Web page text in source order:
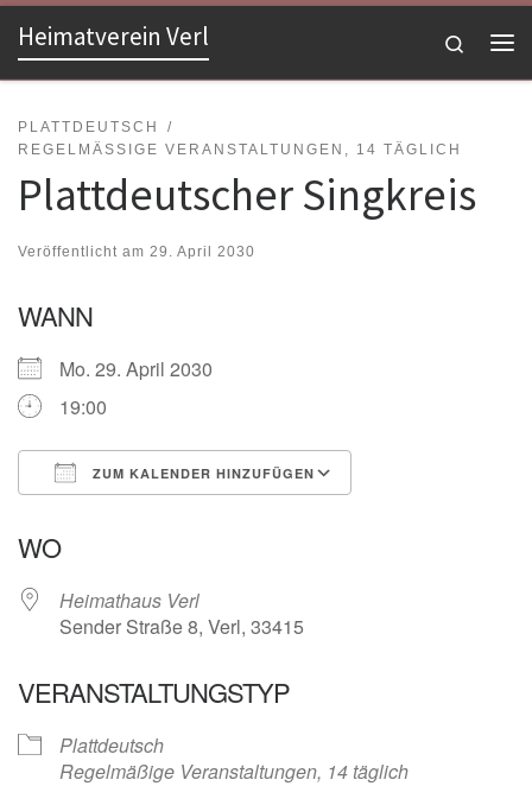
Zum Inhalt springen
Heimatverein Verl
Search
PLATTDEUTSCH
REGELMÄSSIGE VERANSTALTUNGEN, 14 TÄGLICH
Plattdeutscher Singkreis
Veröffentlicht am 29. April 2030
WANN
Mo. 29. April 2030
19:00
ZUM KALENDER HINZUFÜGEN
WO
Heimathaus Verl
Sender Straße 8, Verl, 33415
VERANSTALTUNGSTYP
Plattdeutsch
Regelmäßige Veranstaltungen, 14 täglich